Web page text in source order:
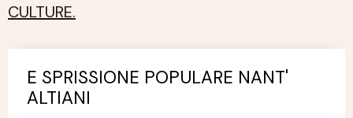
CULTURE.
E SPRISSIONE POPULARE NANT'
ALTIANI